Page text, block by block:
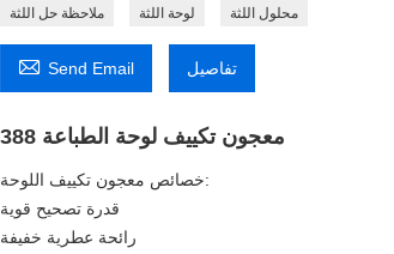
ملاحظة حل اللثة لوحة اللثة محلول اللثة
 Send Email تفاصيل
388 معجون تكييف لوحة الطباعة
خصائص معجون تكييف اللوحة:
قدرة تصحيح قوية
رائحة عطرية خفيفة